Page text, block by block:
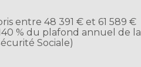
entre 48 391 € et 61 589 €
% du plafond annuel de la
Sociale)